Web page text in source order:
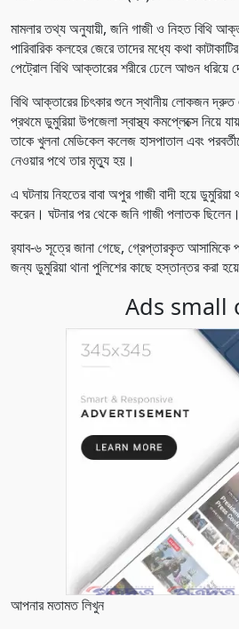
মামলার তথ্য অনুযায়ী, জনি গাজী ও নিহত বিথি
পারিবারিক কলহের জেরে তাদের মধ্যে কথা
পেট্রোল বিথি আক্তারের শরীরে ঢেলে আগুন ধরিয়ে
বিথি আক্তারের চিৎকার শুনে স্থানীয় লোকজন
প্রথমে ডুমুরিয়া উপজেলা স্বাস্থ্য কমপ্লেক্সে নিয়ে
তাকে খুলনা মেডিকেল কলেজ হাসপাতাল এবং
নেওয়ার পথে তার মৃত্যু হয়।
এ ঘটনায় নিহতের বাবা অপুর গাজী বাদী হয়ে ডুমুরিয়া
করেন। ঘটনার পর থেকে জনি গাজী পলাতক ছিলেন।
র‌্যাব-৬ সূত্রে জানা গেছে, গ্রেপ্তারকৃত আসামিকে
জন্য ডুমুরিয়া থানা পুলিশের কাছে হস্তান্তর করা
Ads small
আপনার মতামত লিখুন